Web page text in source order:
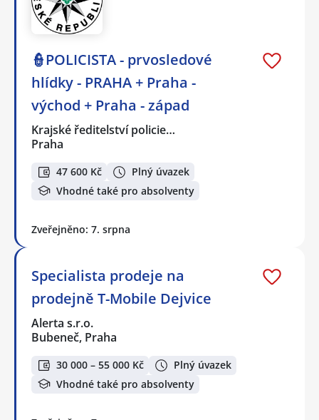
👮POLICISTA - prvosledové
hlídky - PRAHA + Praha -
východ + Praha - západ
Krajské ředitelství policie…
Praha
47 600 Kč
Plný úvazek
Vhodné také pro absolventy
Zveřejněno: 7. srpna
Specialista prodeje na
prodejně T-Mobile Dejvice
Alerta s.r.o.
Bubeneč, Praha
30 000 – 55 000 Kč
Plný úvazek
Vhodné také pro absolventy